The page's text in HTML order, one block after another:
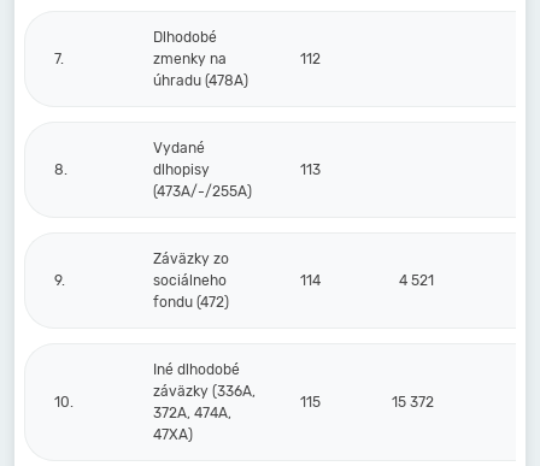
7.
Dlhodobé
zmenky na
úhradu (478A)
112
8.
Vydané
dlhopisy
(473A/-/255A)
113
9.
Záväzky zo
sociálneho
fondu (472)
114 4 521
10.
Iné dlhodobé
záväzky (336A,
372A, 474A,
47XA)
115 15 372